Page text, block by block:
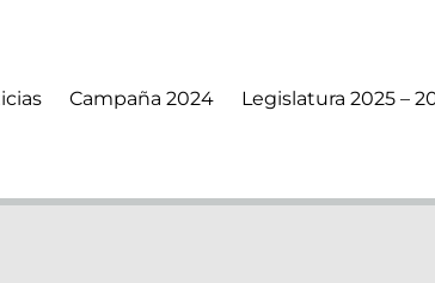
Campaña 2024 Legislatura 2025 –